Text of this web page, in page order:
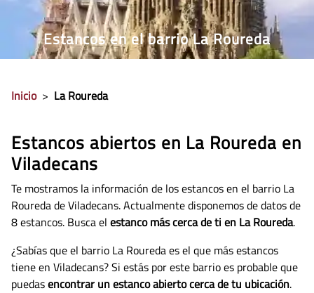
Estancos en el barrio La Roureda
Inicio > La Roureda
Estancos abiertos en La Roureda en
Viladecans
Te mostramos la información de los estancos en el barrio La
Roureda de Viladecans. Actualmente disponemos de datos de
8 estancos. Busca el estanco más cerca de ti en La Roureda.
¿Sabías que el barrio La Roureda es el que más estancos
tiene en Viladecans? Si estás por este barrio es probable que
puedasencontrar un estanco abierto cerca de tu ubicación.